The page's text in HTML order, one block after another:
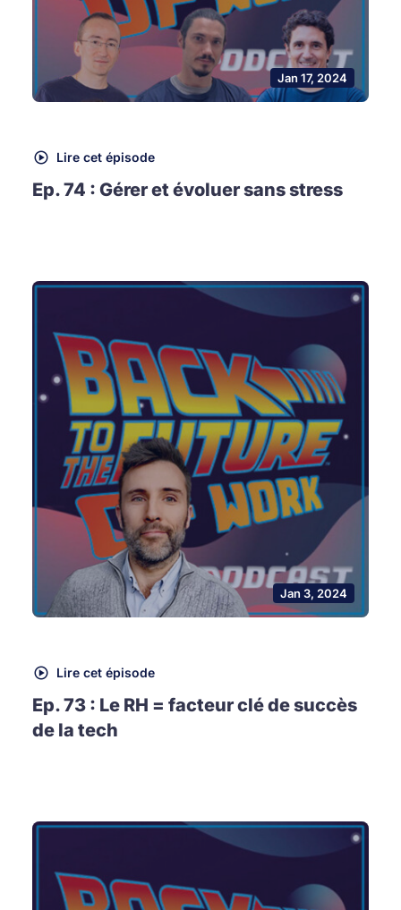
Jan 17, 2024
Lire cet épisode
Ep. 74 : Gérer et évoluer sans stress
Jan 3, 2024
Lire cet épisode
Ep. 73 : Le RH = facteur clé de succès
de la tech